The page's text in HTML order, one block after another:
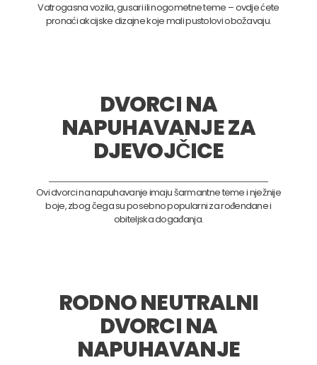
Vatrogasna vozila, gusari ili nogometne teme – ovdje ćete
pronaći akcijske dizajne koje mali pustolovi obožavaju.
DVORCI NA
NAPUHAVANJE ZA
DJEVOJČICE
Ovi dvorci na napuhavanje imaju šarmantne teme i nježnije
boje, zbog čega su posebno popularni za rođendane i
obiteljska događanja.
RODNO NEUTRALNI
DVORCI NA
NAPUHAVANJE